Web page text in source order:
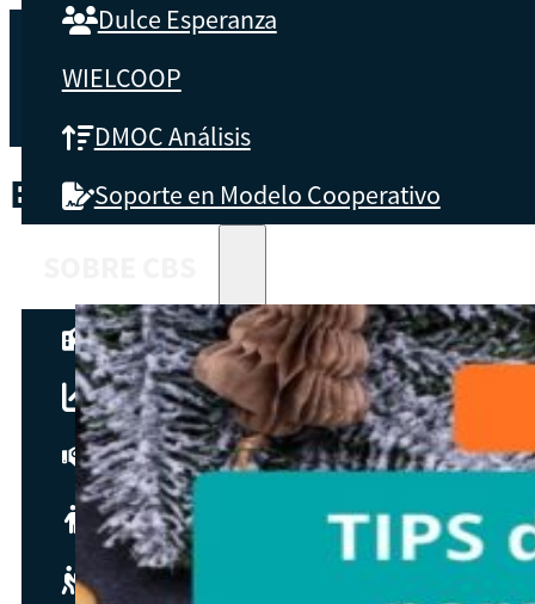
Dulce Esperanza
WIELCOOP
DMOC Análisis
Soporte en Modelo Cooperativo
Qué es CBS
Resultados clave
Testimonios
Instructores
Hazte aliado
ETIQUETA: